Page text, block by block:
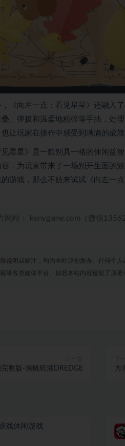
《向左一点：看见星星》还融入
、弹拨和温柔地粉碎等手法，处
让玩家在操作中感受到满满的成就
星星》是一款别具一格的休闲益
，为玩家带来了一场别开生面的
游戏，那么不妨来试试《向左一
网站： kenygame.com（微信
说明或标注，均为本站原创发布。任何个
等各类媒体平台。如若本站内容侵犯了原著
完整版-渔帆暗涌DREDGE 方
戏休闲游戏